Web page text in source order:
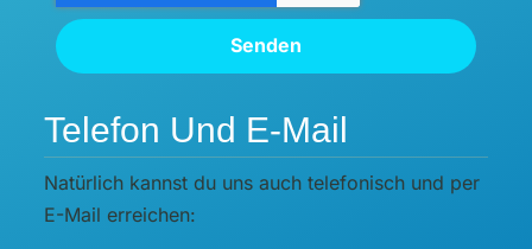
Senden
Telefon Und E-Mail
Natürlich kannst du uns auch telefonisch und per
E-Mail erreichen: